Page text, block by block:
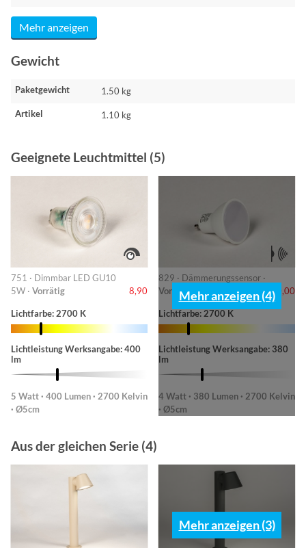
Mehr anzeigen
Gewicht
Paketgewicht 1.50 kg
Artikel 1.10 kg
Geeignete Leuchtmittel (5)
751 · Dimmbar LED GU10
5W · Vorrätig 8,90
Lichtfarbe: 2700 K
Lichtleistung Werksangabe: 400
lm
5 Watt · 400 Lumen · 2700 Kelvin
· Ø5cm
829 · Dämmerungssensor ·
Vorrätig
10,00
Lichtfarbe: 2700 K
Lichtleistung Werksangabe: 380
lm
4 Watt · 380 Lumen · 2700 Kelvin
· Ø5cm
Mehr anzeigen (4)
Aus der gleichen Serie (4)
Mehr anzeigen (3)